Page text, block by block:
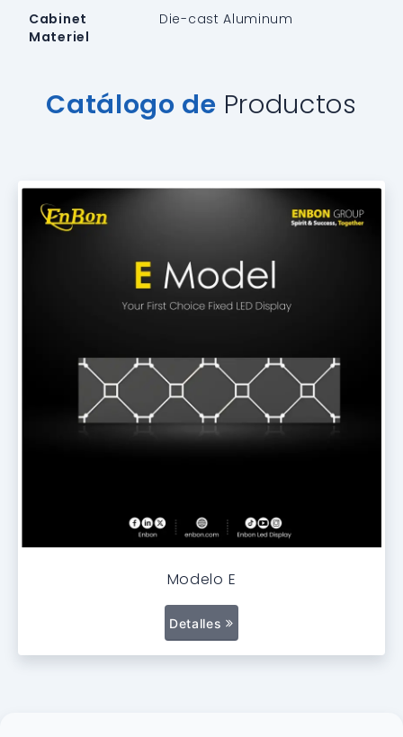
Cabinet
Materiel
Die-cast Aluminum
Catálogo de Productos
Modelo E
Detalles